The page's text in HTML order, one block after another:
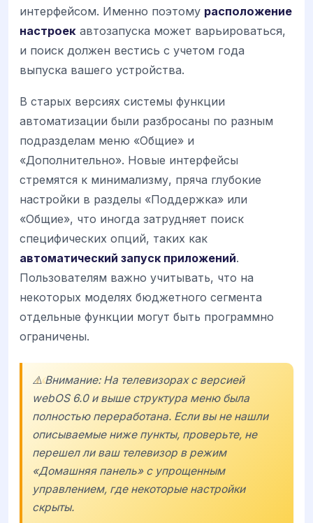
интерфейсом. Именно поэтому расположение
настроек автозапуска может варьироваться,
и поиск должен вестись с учетом года
выпуска вашего устройства.
В старых версиях системы функции
автоматизации были разбросаны по разным
подразделам меню «Общие» и
«Дополнительно». Новые интерфейсы
стремятся к минимализму, пряча глубокие
настройки в разделы «Поддержка» или
«Общие», что иногда затрудняет поиск
специфических опций, таких как
автоматический запуск приложений.
Пользователям важно учитывать, что на
некоторых моделях бюджетного сегмента
отдельные функции могут быть программно
ограничены.
⚠️ Внимание: На телевизорах с версией
webOS 6.0и выше структура меню была
полностью переработана. Если вы не нашли
описываемые ниже пункты, проверьте, не
перешел ли ваш телевизор в режим
«Домашняя панель» с упрощенным
управлением, где некоторые настройки
скрыты.